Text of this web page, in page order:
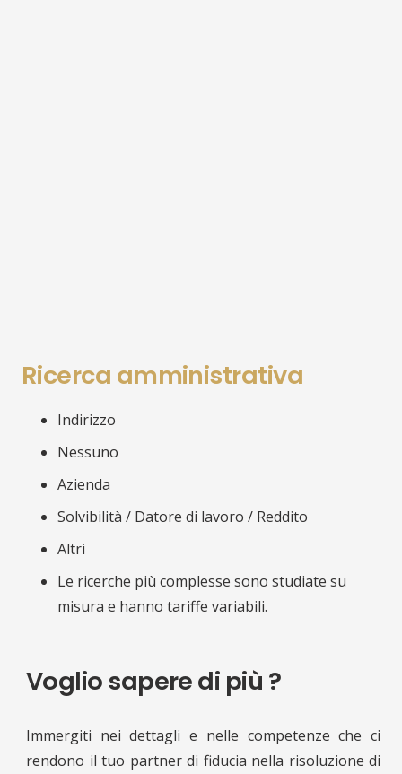
Ricerca amministrativa
Indirizzo
Nessuno
Azienda
Solvibilità / Datore di lavoro / Reddito
Altri
Le ricerche più complesse sono studiate su
misura e hanno tariffe variabili.
Voglio sapere di più ?
Immergiti nei dettagli e nelle competenze che ci
rendono il tuo partner di fiducia nella risoluzione di